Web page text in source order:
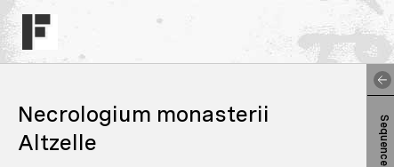
Necrologium monasterii
Altzelle
Sequence